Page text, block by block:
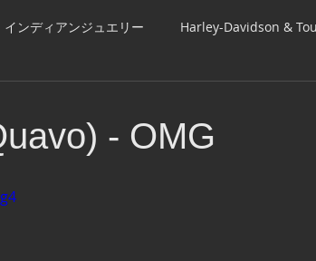
インディアンジュエリー Harley-Davidson &
America
- OMG